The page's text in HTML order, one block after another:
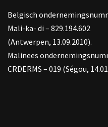
Belgisch
Mali-ka- di – 829.194.602
(Antwerpen, 13.09.2010).
Malinees
CRDERMS – 019 (Ségou,